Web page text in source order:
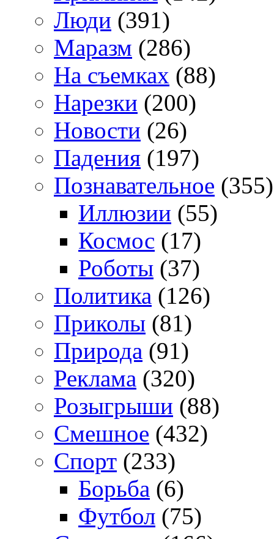
Люди (391)
Маразм (286)
На съемках (88)
Нарезки (200)
Новости (26)
Падения (197)
Познавательное (355)
Иллюзии (55)
Космос (17)
Роботы (37)
Политика (126)
Приколы (81)
Природа (91)
Реклама (320)
Розыгрыши (88)
Смешное (432)
Спорт (233)
Борьба (6)
Футбол (75)